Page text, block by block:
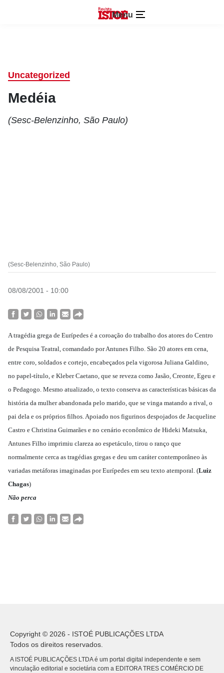
Menu
Uncategorized
Medéia
(Sesc-Belenzinho, São Paulo)
(Sesc-Belenzinho, São Paulo)
08/08/2001 - 10:00
A tragédia grega de Eurípedes é a coroação do trabalho dos atores do Centro
de Pesquisa Teatral, comandado por Antunes Filho. São 20 atores em cena,
entre coro, soldados e cortejo, encabeçados pela vigorosa Juliana Galdino,
no papel-título, e Kleber Caetano, que se reveza como Jasão, Creonte, Egeu e
o Pedagogo. Mesmo atualizado, o texto conserva as características básicas da
história da mulher abandonada pelo marido, que se vinga matando a rival, o
pai dela e os próprios filhos. Apoiado nos figurinos despojados de Jacqueline
Castro e Christina Guimarães e no cenário econômico de Hideki Matsuka,
Antunes Filho imprimiu clareza ao espetáculo, tirou o ranço que
normalmente cerca as tragédias gregas e deu um caráter contemporâneo às
variadas metáforas imaginadas por Eurípedes em seu texto atemporal. (Luiz
Chagas)
Não perca
Copyright © 2026 - ISTOÉ PUBLICAÇÕES LTDA
Todos os direitos reservados.
A ISTOÉ PUBLICAÇÕES LTDA é um portal digital independente e sem
vinculação editorial e societária com a EDITORA TRES COMÉRCIO DE